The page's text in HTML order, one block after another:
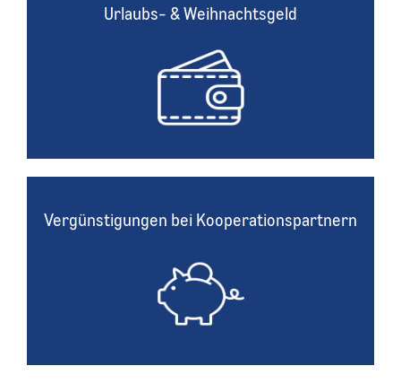
Urlaubs- & Weihnachtsgeld
Urlaubs- & Weihnachtsgeld
zusätzlich Urlaubs- und Weihnachtsgeld.
Vergünstigungen bei Kooperationspartnern
Vergünstigungen bei Kooperationspartnern
es viele Rabattaktionen für alle Mitarbeitenden.